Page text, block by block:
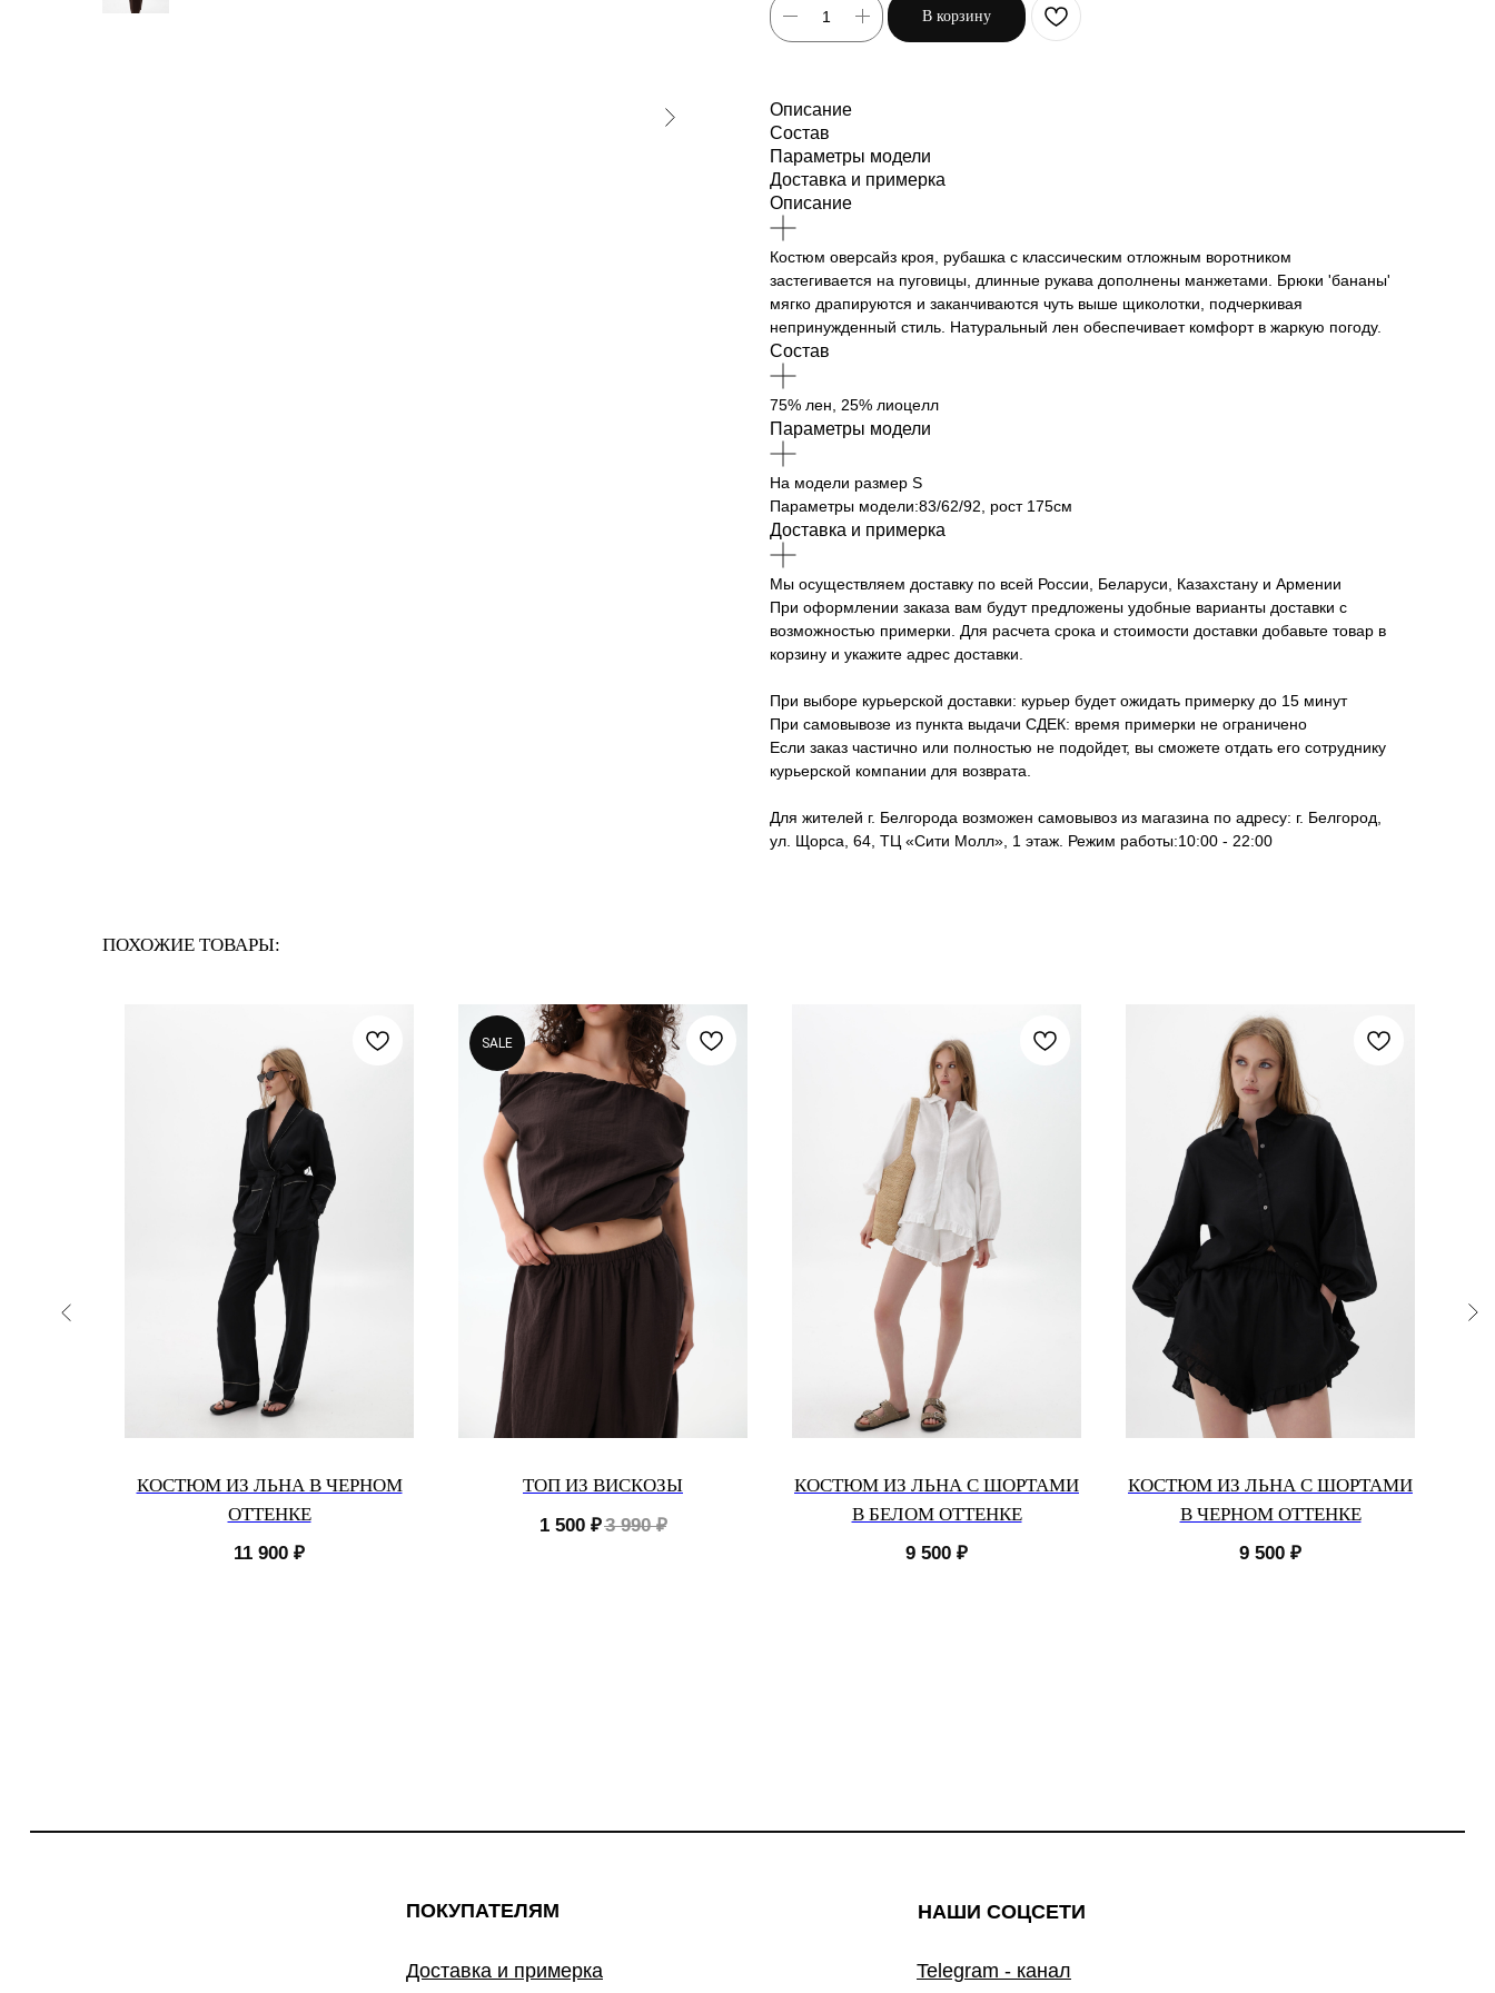
В корзину
Описание
Состав
Параметры модели
Доставка и примерка
Описание
Костюм оверсайз кроя, рубашка с классическим отложным воротником
застегивается на пуговицы, длинные рукава дополнены манжетами. Брюки 'бананы'
мягко драпируются и заканчиваются чуть выше щиколотки, подчеркивая
непринужденный стиль. Натуральный лен обеспечивает комфорт в жаркую погоду.
Состав
75% лен, 25% лиоцелл
Параметры модели
На модели размер S
Параметры модели:83/62/92, рост 175см
Доставка и примерка
Мы осуществляем доставку по всей России, Беларуси, Казахстану и Армении
При оформлении заказа вам будут предложены удобные варианты доставки с
возможностью примерки. Для расчета срока и стоимости доставки добавьте товар в
корзину и укажите адрес доставки.
При выборе курьерской доставки: курьер будет ожидать примерку до 15 минут
При самовывозе из пункта выдачи СДЕК: время примерки не ограничено
Если заказ частично или полностью не подойдет, вы сможете отдать его сотруднику
курьерской компании для возврата.
Для жителей г. Белгорода возможен самовывоз из магазина по адресу: г. Белгород,
ул. Щорса, 64, ТЦ «Сити Молл», 1 этаж. Режим работы:10:00 - 22:00
ПОХОЖИЕ ТОВАРЫ:
КОСТЮМ ИЗ ЛЬНА В ЧЕРНОМ
ОТТЕНКЕ
11 900 ₽
SALE
ТОП ИЗ ВИСКОЗЫ
1 500 ₽3 990 ₽
КОСТЮМ ИЗ ЛЬНА С ШОРТАМИ
В БЕЛОМ ОТТЕНКЕ
9 500 ₽
КОСТЮМ ИЗ ЛЬНА С ШОРТАМИ
В ЧЕРНОМ ОТТЕНКЕ
9 500 ₽
ПОКУПАТЕЛЯМ НАШИ СОЦСЕТИ
Telegram - канал
Доставка и примерка